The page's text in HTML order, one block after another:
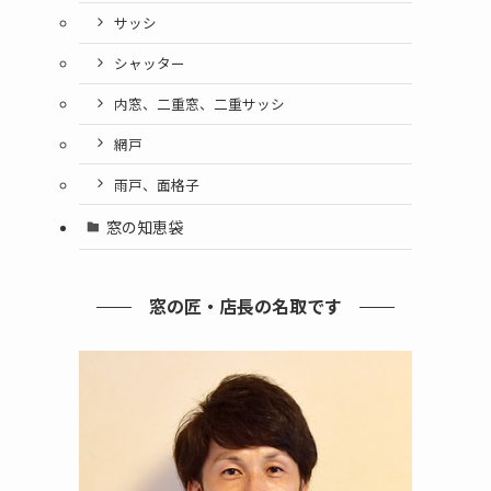
サッシ
シャッター
内窓、二重窓、二重サッシ
網戸
雨戸、面格子
窓の知恵袋
窓の匠・店長の名取です